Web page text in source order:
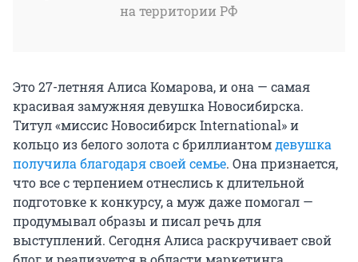
на территории РФ
Это 27-летняя Алиса Комарова, и она — самая
красивая замужняя девушка Новосибирска.
Титул «миссис Новосибирск International» и
кольцо из белого золота с бриллиантомдевушка
получила благодаря своей семье. Она признается,
что все с терпением отнеслись к длительной
подготовке к конкурсу, а муж даже помогал —
продумывал образы и писал речь для
выступлений. Сегодня Алиса раскручивает свой